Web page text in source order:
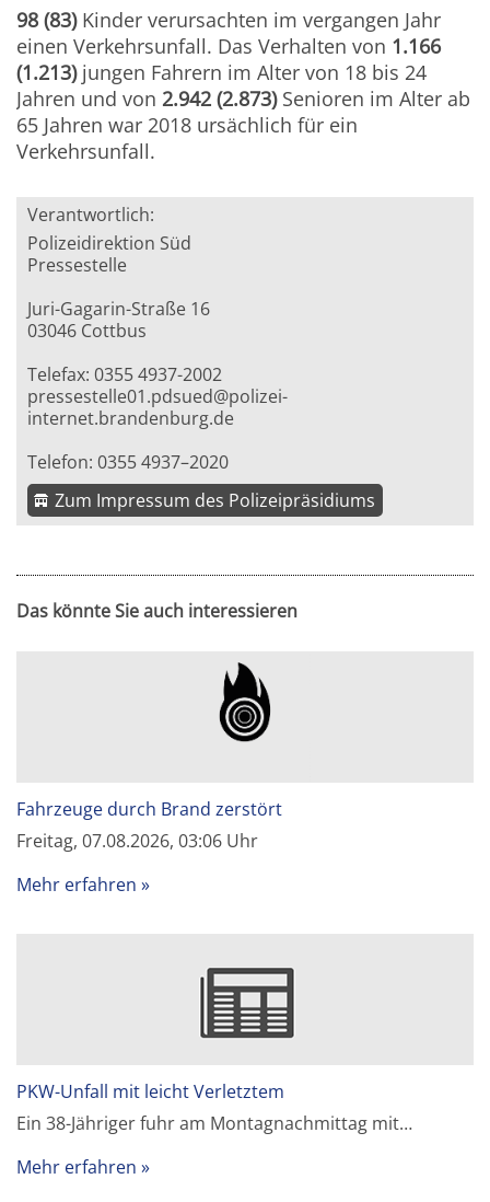
98 (83) Kinder verursachten im vergangen Jahr
einen Verkehrsunfall. Das Verhalten von 1.166
(1.213) jungen Fahrern im Alter von 18 bis 24
Jahren und von 2.942 (2.873) Senioren im Alter ab
65 Jahren war 2018 ursächlich für ein
Verkehrsunfall.
Verantwortlich:
Polizeidirektion Süd
Pressestelle
Juri-Gagarin-Straße 16
03046 Cottbus
Telefax: 0355 4937-2002
pressestelle01.pdsued@polizei-
internet.brandenburg.de
Telefon: 0355 4937–2020
Zum Impressum des Polizeipräsidiums
Das könnte Sie auch interessieren
Fahrzeuge durch Brand zerstört
Freitag, 07.08.2026, 03:06 Uhr
Mehr erfahren
PKW-Unfall mit leicht Verletztem
Ein 38-Jähriger fuhr am Montagnachmittag mit…
Mehr erfahren